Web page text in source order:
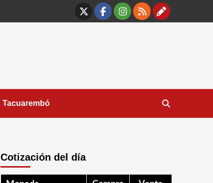
X Facebook
Instagram
RSS
Tacuarembó
Cotización del día